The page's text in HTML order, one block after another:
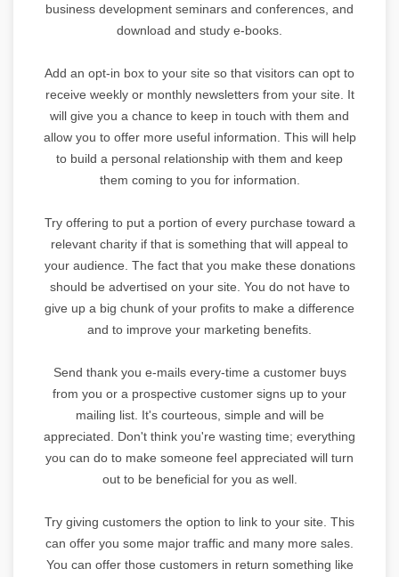
business development seminars and conferences, and
download and study e-books.
Add an opt-in box to your site so that visitors can opt to
receive weekly or monthly newsletters from your site. It
will give you a chance to keep in touch with them and
allow you to offer more useful information. This will help
to build a personal relationship with them and keep
them coming to you for information.
Try offering to put a portion of every purchase toward a
relevant charity if that is something that will appeal to
your audience. The fact that you make these donations
should be advertised on your site. You do not have to
give up a big chunk of your profits to make a difference
and to improve your marketing benefits.
Send thank you e-mails every-time a customer buys
from you or a prospective customer signs up to your
mailing list. It's courteous, simple and will be
appreciated. Don't think you're wasting time; everything
you can do to make someone feel appreciated will turn
out to be beneficial for you as well.
Try giving customers the option to link to your site. This
can offer you some major traffic and many more sales.
You can offer those customers in return something like